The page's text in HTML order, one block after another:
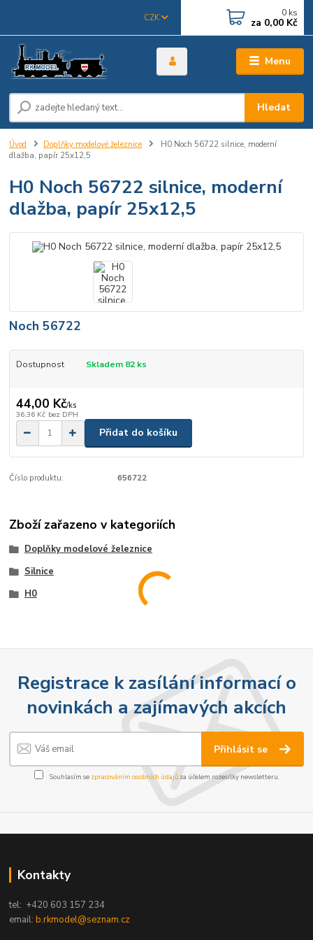
Menu
CZK
Hledat
0 ks
za 0,00 Kč
Úvod Doplňky modelové železnice
H0 Noch 56722 silnice, moderní
dlažba, papír 25x12,5
H0 Noch 56722 silnice, moderní
dlažba, papír 25x12,5
Noch 56722
Dostupnost Skladem 82 ks
44,00 Kč/ks
36,36 Kč bez DPH
Přidat do košíku
Číslo produktu: 656722
Zboží zařazeno v kategoriích
Doplňky modelové železnice
Silnice
H0
Registrace k zasílání informací o
novinkách a zajímavých akcích
Přihlásit se
Souhlasím se zpracováním osobních údajůza účelem rozesílky newsletteru.
Kontakty
tel: +420 603 157 234
email:b.rkmodel@seznam.cz